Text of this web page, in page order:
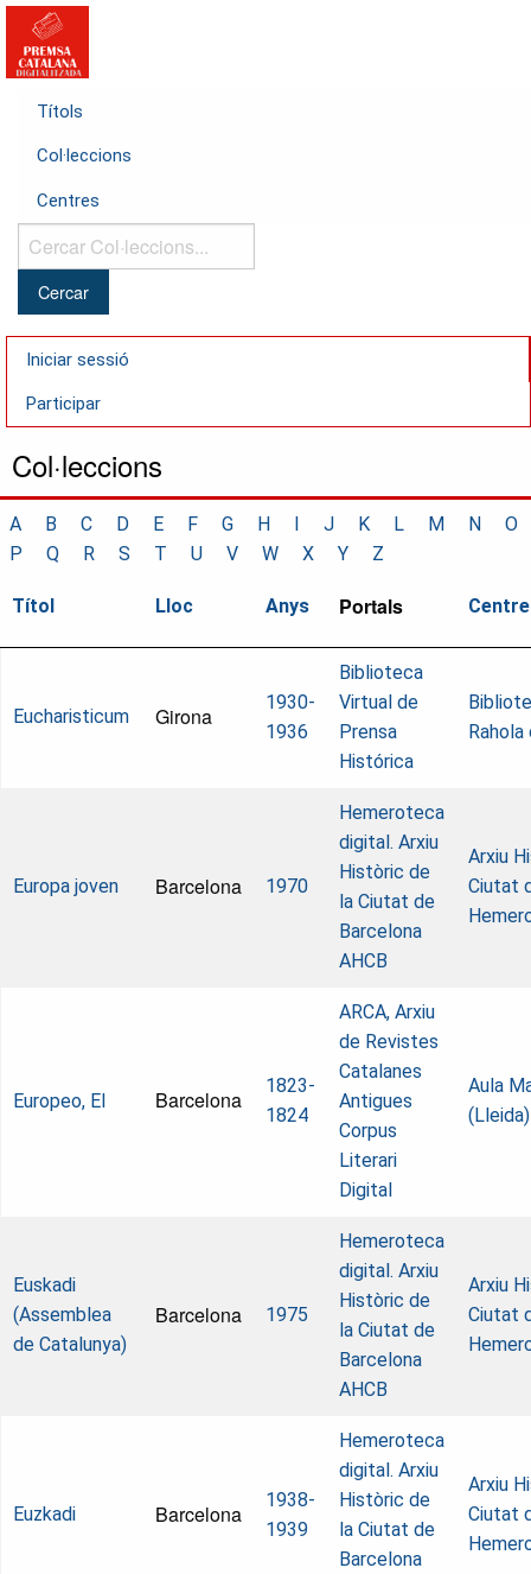
Títols
Col·leccions
Centres
Cercar
Col·leccions...
Iniciar sessió
Participar
Col·leccions
A B C D E F G H I J K L M N
O
P
Q R S T U V W X Y Z
Títol Lloc Anys Portals Centre
Eucharisticum Girona
1930-
1936
Biblioteca
Virtual de
Prensa
Histórica
Rahola
Europa joven Barcelona 1970
Hemeroteca
digital. Arxiu
Històric de
la Ciutat de
Barcelona
AHCB
Arxiu
Ciutat
Europeo, El Barcelona
1823-
1824
ARCA, Arxiu
de Revistes
Catalanes
Antigues
Corpus
Literari
Digital
Aula
(Lleida)
Euskadi
(Assemblea
de Catalunya)
Barcelona 1975
Hemeroteca
digital. Arxiu
Històric de
la Ciutat de
Barcelona
AHCB
Arxiu
Ciutat
Euzkadi Barcelona
1938-
1939
Hemeroteca
digital. Arxiu
Històric de
la Ciutat de
Barcelona
Arxiu
Ciutat